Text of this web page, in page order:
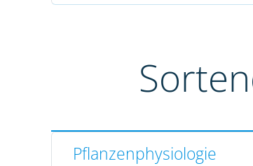
Pflanzenphysiologie